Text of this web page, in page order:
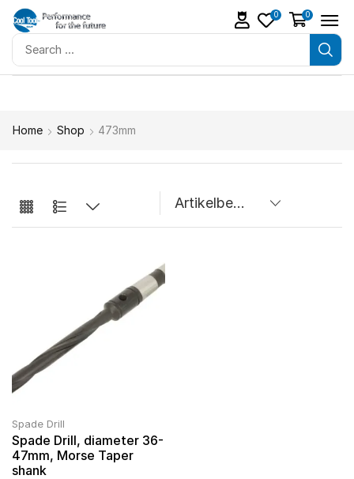
0 0
Home Shop 473mm
Spade Drill
Spade Drill, diameter 36-
47mm, Morse Taper
shank